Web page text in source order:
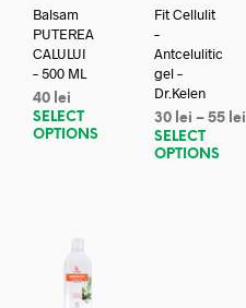
Balsam
PUTEREA
CALULUI
– 500 ML
40 lei
SELECT
OPTIONS
Fit Cellulit
–
Antcelulitic
gel –
Dr.Kelen
30 lei – 55 lei
SELECT
OPTIONS